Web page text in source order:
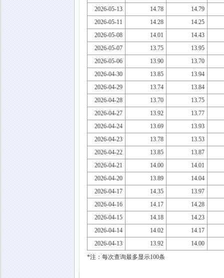
2026-05-13
14.78
14.79
2026-05-11
14.28
14.25
2026-05-08
14.01
14.43
2026-05-07
13.75
13.95
2026-05-06
13.90
13.70
2026-04-30
13.85
13.94
2026-04-29
13.74
13.84
2026-04-28
13.70
13.75
2026-04-27
13.92
13.77
2026-04-24
13.69
13.93
2026-04-23
13.78
13.53
2026-04-22
13.85
13.87
2026-04-21
14.00
14.01
2026-04-20
13.89
14.04
2026-04-17
14.35
13.97
2026-04-16
14.17
14.28
2026-04-15
14.18
14.23
2026-04-14
14.02
14.17
2026-04-13
13.92
14.00
*注：每次查询最多显示100条